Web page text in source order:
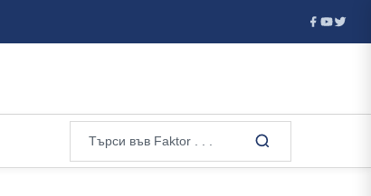
Нов пакет от британски санкции срещу Русия: